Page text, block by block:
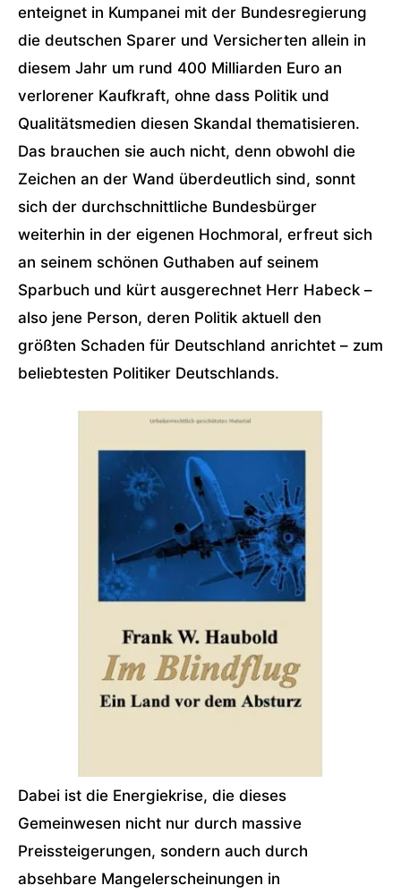
enteignet in Kumpanei mit der Bundesregierung
die deutschen Sparer und Versicherten allein in
diesem Jahr um rund 400 Milliarden Euro an
verlorener Kaufkraft, ohne dass Politik und
Qualitätsmedien diesen Skandal thematisieren.
Das brauchen sie auch nicht, denn obwohl die
Zeichen an der Wand überdeutlich sind, sonnt
sich der durchschnittliche Bundesbürger
weiterhin in der eigenen Hochmoral, erfreut sich
an seinem schönen Guthaben auf seinem
Sparbuch und kürt ausgerechnet Herr Habeck –
also jene Person, deren Politik aktuell den
größten Schaden für Deutschland anrichtet – zum
beliebtesten Politiker Deutschlands.
Dabei ist die Energiekrise, die dieses
Gemeinwesen nicht nur durch massive
Preissteigerungen, sondern auch durch
absehbare Mangelerscheinungen in